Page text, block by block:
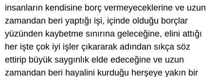
insanların kendisine borç vermeyeceklerine ve uzun
zamandan beri yaptığı işi, içinde olduğu borçlar
yüzünden kaybetme sınırına geleceğine, elini attığı
her işte çok iyi işler çıkararak adından sıkça söz
ettirip büyük saygınlık elde edeceğine ve uzun
zamandan beri hayalini kurduğu herşeye yakın bir